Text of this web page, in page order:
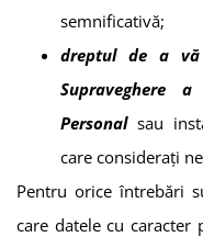
semnificativă;
dreptul de a vă
Supraveghere
Personalsau
care considerați
Pentru orice întrebări
care datele cu caracter